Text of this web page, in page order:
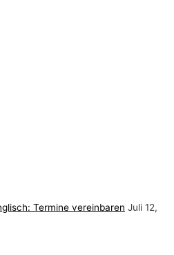
Termine vereinbaren Juli 12,